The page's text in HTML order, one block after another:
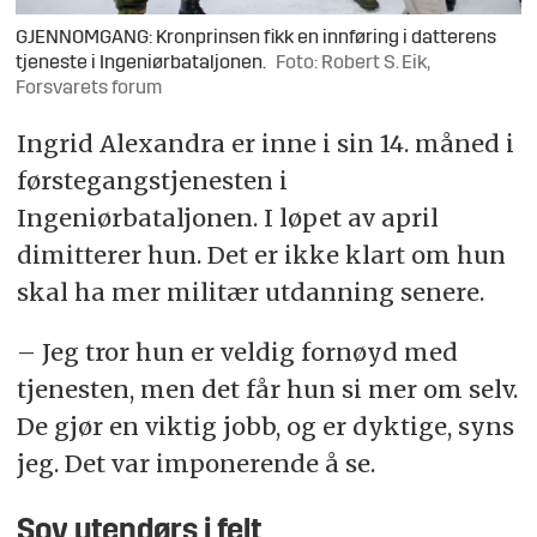
GJENNOMGANG: Kronprinsen fikk en innføring i datterens
tjeneste i Ingeniørbataljonen.
Foto: Robert S. Eik,
Forsvarets forum
Ingrid Alexandra er inne i sin 14. måned i
førstegangstjenesten i
Ingeniørbataljonen. I løpet av april
dimitterer hun. Det er ikke klart om hun
skal ha mer militær utdanning senere.
– Jeg tror hun er veldig fornøyd med
tjenesten, men det får hun si mer om selv.
De gjør en viktig jobb, og er dyktige, syns
jeg. Det var imponerende å se.